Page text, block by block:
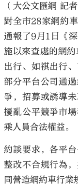
（大公文匯網 記
對全市28家網約
通報了9月1日《
施以來查處的網
出行、如祺出行
部分平台公司通
爭，招募或誘導
擾亂公平競爭市
乘人員合法權益。
約談要求，各平
整改不合規行為
同營造網約車行業